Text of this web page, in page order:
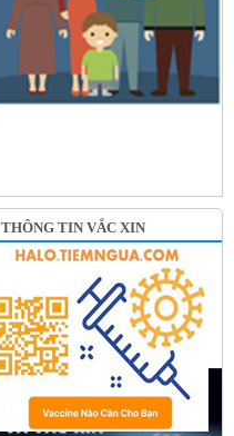
THÔNG TIN VẮC XIN